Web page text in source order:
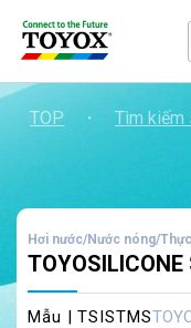
TOP ・ Tìm kiếm
Hơi nước/Nước nóng/
Mẫu | TSISTMS